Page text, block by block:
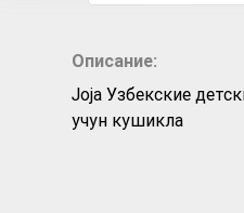
Описание:
Joja Узбекские детские песни Болалар
учун кушикла